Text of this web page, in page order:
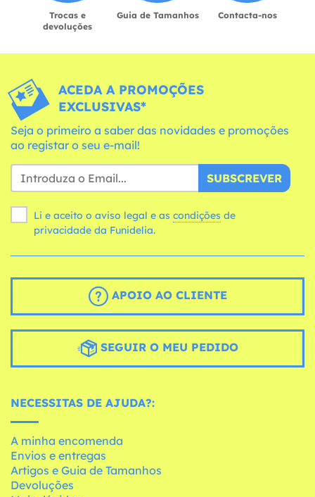
Trocas e
devoluções
Guia de Tamanhos Contacta-nos
ACEDA A PROMOÇÕES
EXCLUSIVAS*
Seja o primeiro a saber das novidades e promoções
ao registar o seu e-mail!
SUBSCREVER
Li e aceito o aviso legal e as condições
privacidade da Funidelia.
APOIO AO CLIENTE
SEGUIR O MEU PEDIDO
NECESSITAS DE AJUDA?:
A minha encomenda
Envios e entregas
Artigos e Guia de Tamanhos
Devoluções